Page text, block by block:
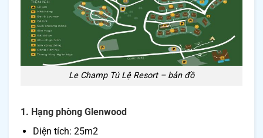
Le Champ Tú Lệ Resort – bản đồ
1. Hạng phòng Glenwood
Diện tích: 25m2